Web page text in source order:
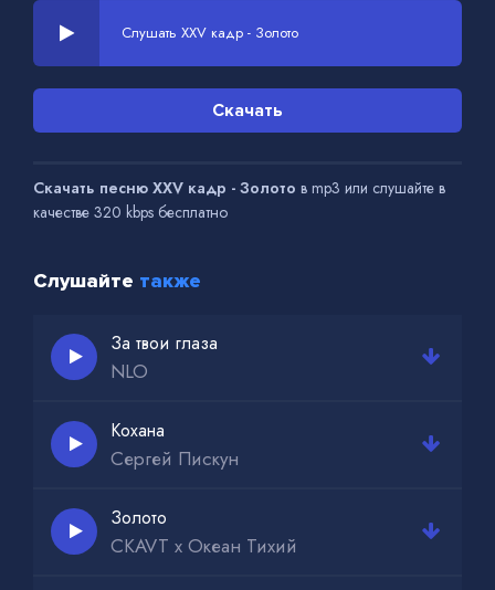
Слушать XXV кадр - Золото
Скачать
Скачать песню XXV кадр - Золото в mp3 или слушайте в
качестве 320 kbps бесплатно
Слушайте также
За твои глаза
NLO
Кохана
Сергей Пискун
Золото
CKAVT x Океан Тихий